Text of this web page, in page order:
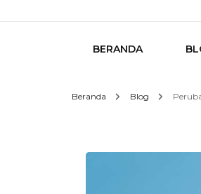
BERANDA
Beranda Blog